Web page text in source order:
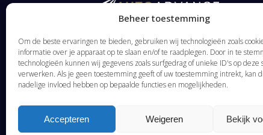
Beheer toestemming
Om de beste ervaringen te bieden, gebruiken wij technologieën zoals
informatie over je apparaat op te slaan en/of te raadplegen. Door in te
technologieën kunnen wij gegevens zoals surfgedrag of unieke ID's op deze
verwerken. Als je geen toestemming geeft of uw toestemming intrekt, kan
nadelige invloed hebben op bepaalde functies en mogelijkheden.
Accepteren Weigeren Bekijk